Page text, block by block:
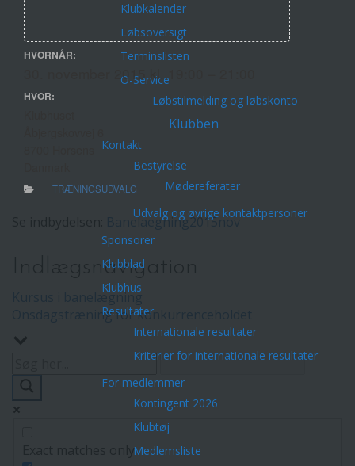
Klubkalender
Løbsoversigt
Terminslisten
O-Service
Løbstilmelding og løbskonto
Klubben
Kontakt
Bestyrelse
Mødereferater
Udvalg og øvrige kontaktpersoner
Sponsorer
Klubblad
Klubhus
Resultater
Internationale resultater
Kriterier for internationale resultater
For medlemmer
Kontingent 2026
Klubtøj
Medlemsliste
HVORNÅR:
30. november 2015 kl. 19:00 – 21:00
HVOR:
TRÆNINGSUDVALG
Banelaegning2015nov
Indlægsnavigation
Kursus i banelægning
Onsdagstræning for konkurrenceholdet